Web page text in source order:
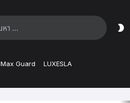
Max Guard LUXESLA